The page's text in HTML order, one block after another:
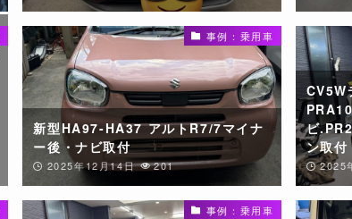
事例：乗用車
新型HA97-HA37 アルトR7/7マイナ
ー後・ナビ取付
2025年12月14日 201
CV5W
ビ
ン取付
2025
事例：乗用車